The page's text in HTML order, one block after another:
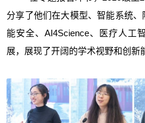
分享了他们在大模型、智能系统
能安全、AI4Science、医疗人工
展，展现了开阔的学术视野和创新